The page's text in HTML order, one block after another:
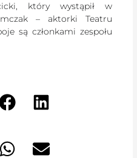
który wystąpił w
– aktorki Teatru
są członkami zespołu